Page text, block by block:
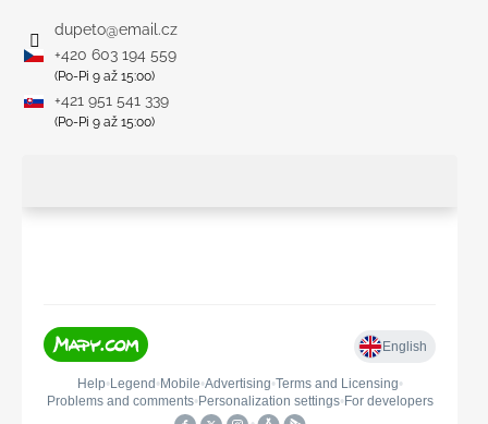
dupeto@email.cz
+420 603 194 559
(Po-Pi 9 až 15:00)
+421 951 541 339
(Po-Pi 9 až 15:00)